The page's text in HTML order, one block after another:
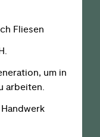
Fliesen
um in
arbeiten.